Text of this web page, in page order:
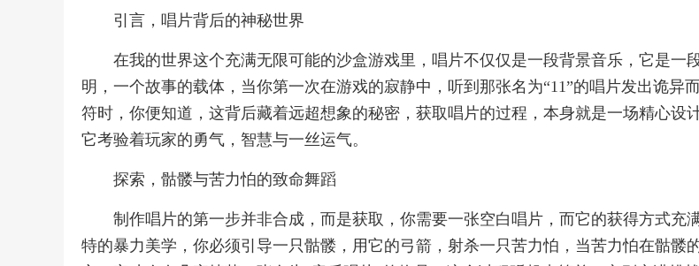
引言，唱片背后的神秘世界
在我的世界这个充满无限可能的沙盒游戏里，唱片不仅仅是一段背景音乐，它是一
明，一个故事的载体，当你第一次在游戏的寂静中，听到那张名为“11”的唱片发出诡异
符时，你便知道，这背后藏着远超想象的秘密，获取唱片的过程，本身就是一场精心设
它考验着玩家的勇气，智慧与一丝运气。
探索，骷髅与苦力怕的致命舞蹈
制作唱片的第一步并非合成，而是获取，你需要一张空白唱片，而它的获得方式充
特的暴力美学，你必须引导一只骷髅，用它的弓箭，射杀一只苦力怕，当苦力怕在骷髅